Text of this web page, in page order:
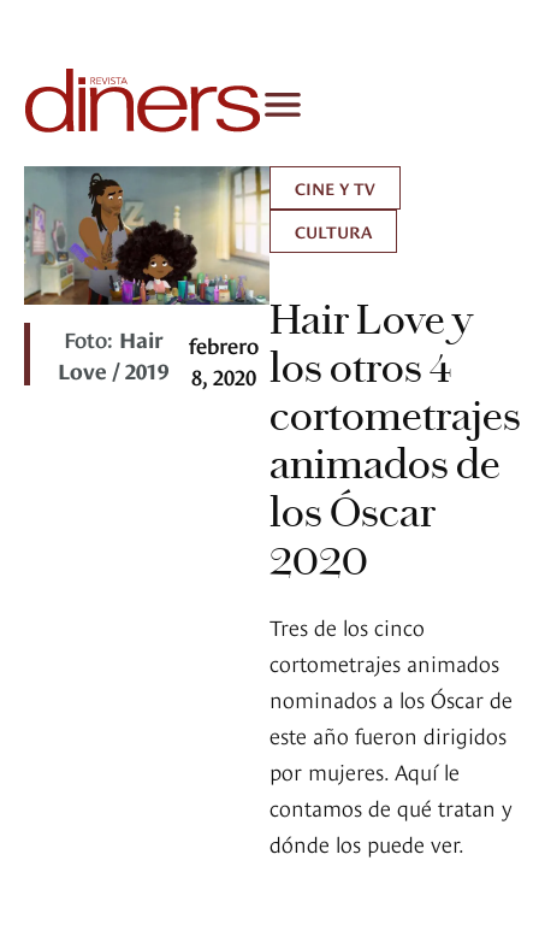
Foto: Hair
Love / 2019
febrero
8, 2020
CINE Y TV
CULTURA
Hair Love y
los otros 4
cortometrajes
animados de
los Óscar
2020
Tres de los cinco
cortometrajes animados
nominados a los Óscar de
este año fueron dirigidos
por mujeres. Aquí le
contamos de qué tratan y
dónde los puede ver.